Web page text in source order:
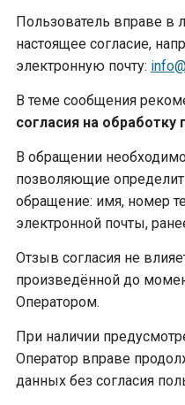
Пользователь вправе в
настоящее согласие,
электронную почту:
В теме сообщения
согласия на
В обращении
позволяющие
обращение: имя, номер
электронной почты,
Отзыв согласия не
произведённой до
Оператором.
При наличии
Оператор вправе
данных без согласия